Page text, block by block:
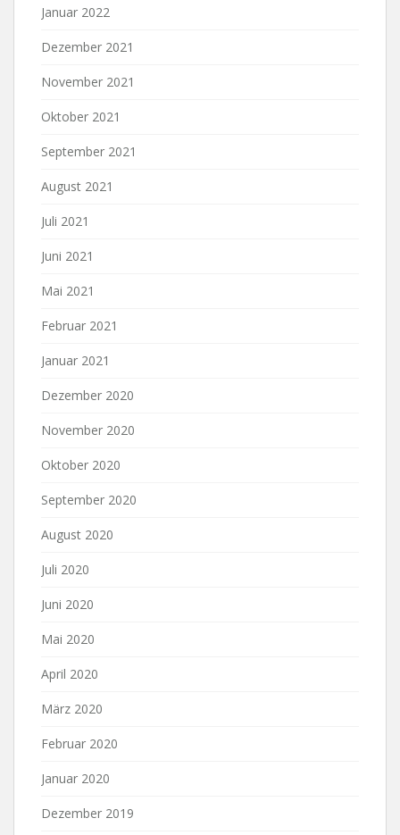
Januar 2022
Dezember 2021
November 2021
Oktober 2021
September 2021
August 2021
Juli 2021
Juni 2021
Mai 2021
Februar 2021
Januar 2021
Dezember 2020
November 2020
Oktober 2020
September 2020
August 2020
Juli 2020
Juni 2020
Mai 2020
April 2020
März 2020
Februar 2020
Januar 2020
Dezember 2019